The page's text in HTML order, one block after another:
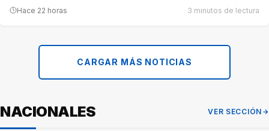
Hace 22 horas 3 minutos de lectura
CARGAR MÁS NOTICIAS
NACIONALES VER SECCIÓN